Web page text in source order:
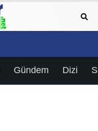
Gündem Dizi